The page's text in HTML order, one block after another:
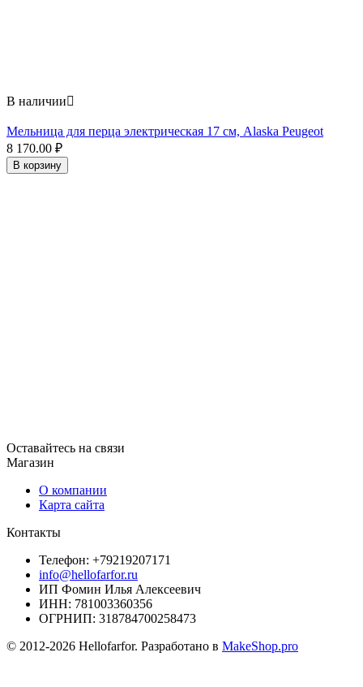
В наличии
Мельница для перца электрическая 17 см, Alaska Peugeot
8 170.00 ₽
В корзину
Оставайтесь на связи
Магазин
О компании
Карта сайта
Контакты
Телефон: +79219207171
info@hellofarfor.ru
ИП Фомин Илья Алексеевич
ИНН: 781003360356
ОГРНИП: 318784700258473
© 2012-2026 Hellofarfor. Разработано в MakeShop.pro